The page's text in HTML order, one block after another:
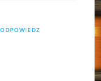
ODPOWIEDZ